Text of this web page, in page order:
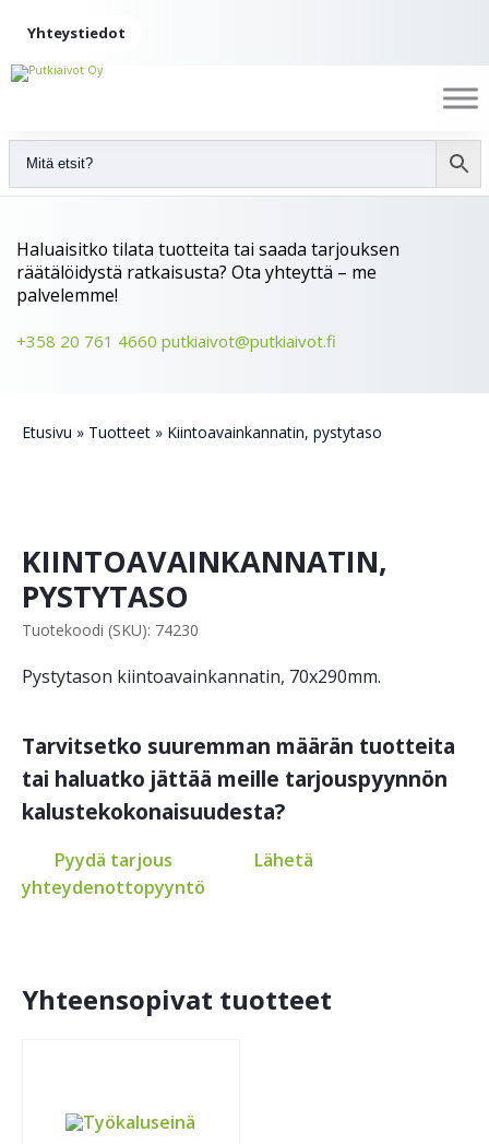
Yhteystiedot
Haluaisitko tilata tuotteita tai saada tarjouksen
räätälöidystä ratkaisusta? Ota yhteyttä – me
palvelemme!
+358 20 761 4660 putkiaivot@putkiaivot.fi
Etusivu » Tuotteet » Kiintoavainkannatin, pystytaso
KIINTOAVAINKANNATIN,
PYSTYTASO
Tuotekoodi (SKU): 74230
Pystytason kiintoavainkannatin, 70x290mm.
Tarvitsetko suuremman määrän tuotteita
tai haluatko jättää meille tarjouspyynnön
kalustekokonaisuudesta?
Pyydä tarjous
Lähetä
yhteydenottopyyntö
Yhteensopivat tuotteet